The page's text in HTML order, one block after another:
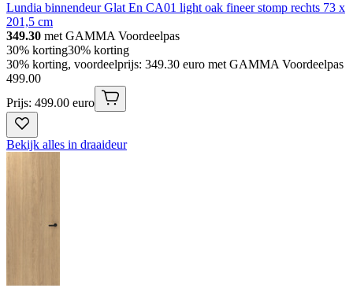
Lundia binnendeur Glat En CA01 light oak fineer stomp rechts 73 x
201,5 cm
349.30 met GAMMA Voordeelpas
30% korting30% korting
30% korting, voordeelprijs: 349.30 euro met GAMMA Voordeelpas
499.00
Prijs: 499.00 euro
Bekijk alles in draaideur